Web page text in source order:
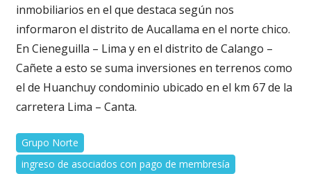
inmobiliarios en el que destaca según nos
informaron el distrito de Aucallama en el norte chico.
En Cieneguilla – Lima y en el distrito de Calango –
Cañete a esto se suma inversiones en terrenos como
el de Huanchuy condominio ubicado en el km 67 de la
carretera Lima – Canta.
Grupo Norte
ingreso de asociados con pago de membresía